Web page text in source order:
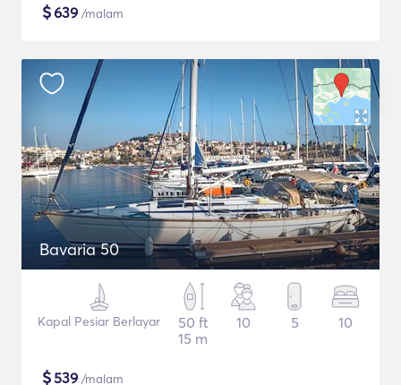
$639 /malam
Bavaria 50
Kapal Pesiar Berlayar
50 ft
15 m
10 5 10
$539 /malam